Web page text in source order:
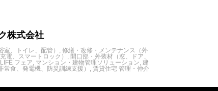
株式会社
、トイレ、配管）
修繕・改修・メンテナンス（外
電、スマートロック）
開口部・外装材（窓、ドア、
フェア マンション・建物管理ソリューション 建
常食、発電機、防災訓練支援） 賃貸住宅 管理・仲介